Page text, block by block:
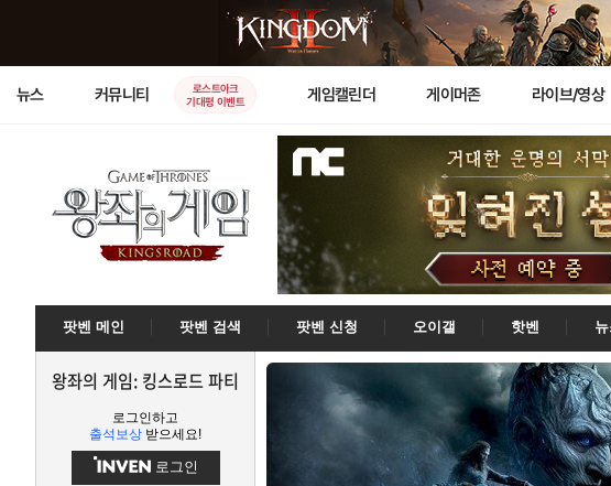
뉴스 커뮤니티
로스트아크
기대평 이벤트
게임캘린더 게이머존 라이브/영상
팟벤 메인 팟벤 검색 팟벤 신청 오이갤 핫벤
왕좌의 게임: 킹스로드 파티
로그인하고
출석보상 받으세요!
로그인